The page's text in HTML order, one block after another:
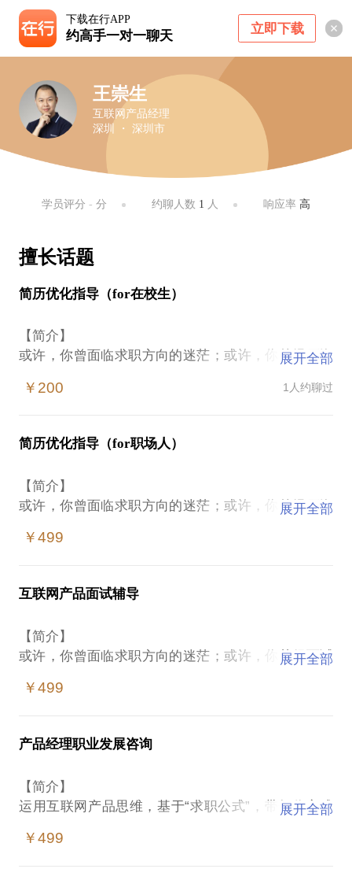
下载在行APP
约高手一对一聊天 立即下载
王崇生
互联网产品经理
深圳 ・ 深圳市
学员评分 - 分 约聊人数 1 人 响应率高
擅长话题
简历优化指导（for在校生）
【简介】
或许，你曾面临求职方向的迷茫；或许，你曾经历海
【匹配】的行动。而简历，正是这个行动的“第一
【我可以为你做什么】
一次自我剖析，按照你的求职目标，梳理自身优劣
势。
· 对你的简历进行优化指导，不同于一般的修改简历
得更远。
【你需要提前准备什么】
在我们取得联系后，我会发送给你前置准备的材料进
行填写。包括你的自我认知、求职目标等。这将有助
于我们更高效地进行沟通辅导。
【适合对象】
展开全部
￥200 1人约聊过
简历优化指导（for职场人）
【简介】
或许，你曾面临求职方向的迷茫；或许，你曾经历海
【匹配】的行动。而简历，正是这个行动的“第一
【我可以为你做什么】
一次自我剖析，按照你的求职目标，梳理自身优劣
势。相当于作了一次职业规划。
· 对你的简历进行优化指导，不同于一般的修改简历
得更远。
【你需要提前准备什么】
在我们取得联系后，我会发送给你前置准备的材料进
行填写。包括你的自我认知、求职目标等。这将有助
于我们更高效地进行沟通辅导。
展开全部
￥499
互联网产品面试辅导
【简介】
或许，你曾面临求职方向的迷茫；或许，你获得面试
配】的行动。而面试，正是这个行动的最为关键的环
宜的企业，获到满意的Offer。
· 运用互联网产品思维，基于“求职公式”，带领你完成
一次自我剖析，按照你的求职目标，梳理自身优劣
势。相当于作了一次职业规划。
展开全部
￥499
产品经理职业发展咨询
【简介】
运用互联网产品思维，基于“求职公式”，带领你完成
挖掘个人优势，确定职业发展方向和路径。 职业规划
展开全部
￥499